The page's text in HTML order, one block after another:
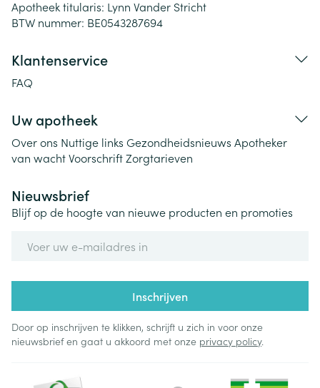
Apotheek titularis: Lynn Vander Stricht
BTW nummer: BE0543287694
Klantenservice
FAQ
Uw apotheek
Over ons Nuttige links Gezondheidsnieuws Apotheker
van wachtVoorschriftZorgtarieven
Nieuwsbrief
Blijf op de hoogte van nieuwe producten en promoties
Inschrijven
Door op inschrijven te klikken, schrijft u zich in voor onze
nieuwsbrief en gaat u akkoord met onze privacy policy.